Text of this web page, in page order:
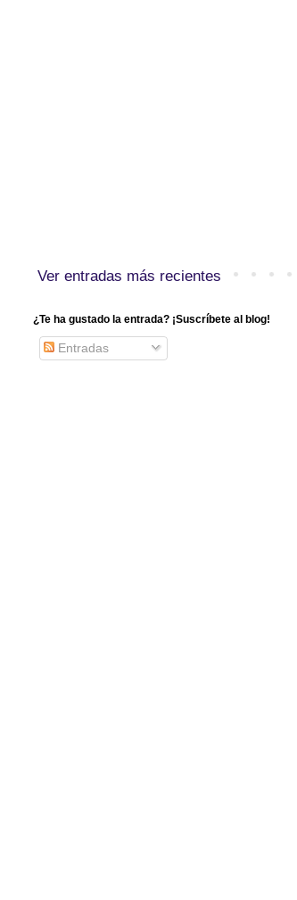
Ver entradas más recientes
¿Te ha gustado la entrada? ¡Suscríbete al blog!
Entradas